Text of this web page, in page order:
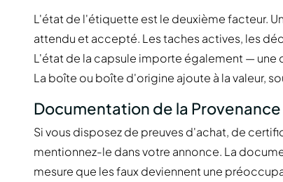
L'état de l'étiquette est le deuxième facteur.
attendu et accepté. Les taches actives, les
L'état de la capsule importe également —
La boîte ou boîte d'origine ajoute à la valeur,
Documentation de la Provenance
Si vous disposez de preuves d'achat, de
mentionnez-le dans votre annonce. La
mesure que les faux deviennent une